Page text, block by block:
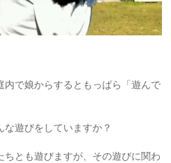
内で娘からするともっぱら「遊んで
遊びをしていますか？
ちとも遊びますが、その遊びに関わ